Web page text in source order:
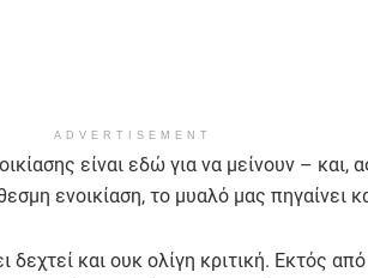
ADVERTISEMENT
είναι εδώ για να μείνουν – και,
ενοικίαση, το μυαλό μας πηγαίνει
και ουκ ολίγη κριτική. Εκτός